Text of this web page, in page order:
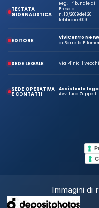
TESTATA
GIORNALISTICA
Reg. Tribunale di
Brescia
n. 13/2009 del 20
febbraio 2009
EDITORE
ViViCentro
di Barretta
SEDE LEGALE Via Plinio Il
SEDE OPERATIVA
E CONTATTI
Assistente
Avv. Luca Zuppelli
Immagini di